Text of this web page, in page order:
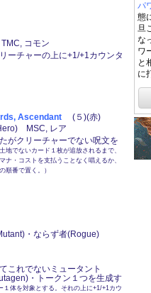
パ
態
旦
な
ワ
と
に
コモン
ーチャーの上に+1/+1カウンタ
Ascendant (５)(赤)
MSC, レア
がクリーチャーでない呪文を
地でないカード１枚が追放されるまで、
・コストを支払うことなく唱えるか、
順番で置く。）
・ならず者(Rogue)
これでないミュータント
・トークン１つを生成す
１体を対象とする。それの上に+1/+1カウ